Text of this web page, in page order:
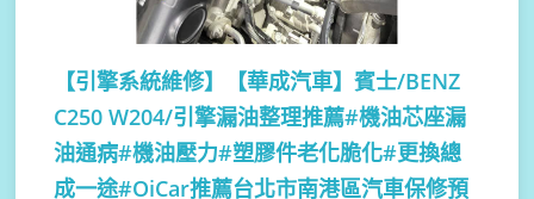
【引擎系統維修】
【華成汽車】賓士/BENZ
C250 W204/引擎漏油整理推薦#機油芯座漏
油通病#機油壓力#塑膠件老化脆化#更換總
成一途#OiCar推薦台北市南港區汽車保修預